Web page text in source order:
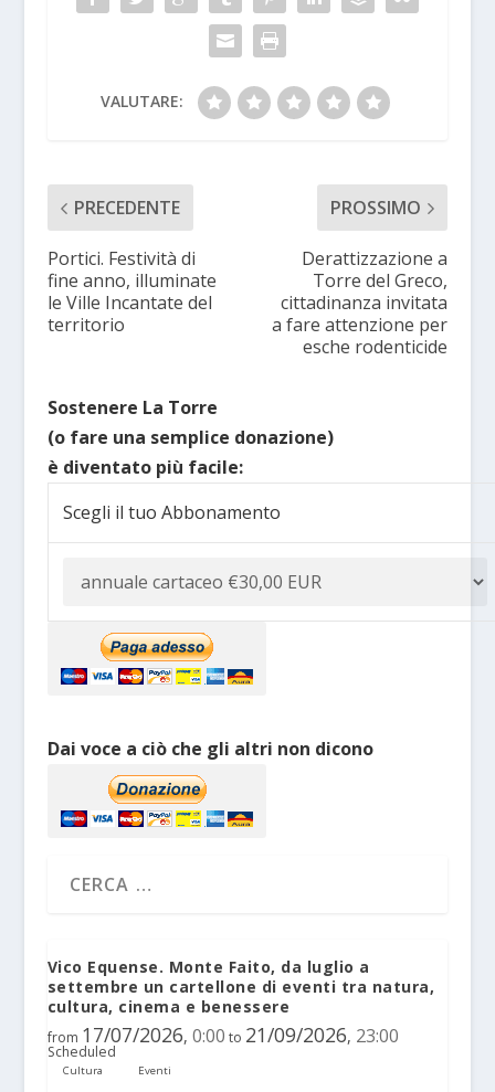
VALUTARE:
PRECEDENTE
Portici. Festività di
fine anno, illuminate
le Ville Incantate del
territorio
PROSSIMO
Derattizzazione a
Torre del Greco,
cittadinanza invitata
a fare attenzione per
esche rodenticide
Sostenere La Torre
(o fare una semplice donazione)
è diventato più facile:
Scegli il tuo Abbonamento
Dai voce a ciò che gli altri non dicono
Vico Equense. Monte Faito, da luglio a
settembre un cartellone di eventi tra natura,
cultura, cinema e benessere
from 17/07/2026, 0:00 to 21/09/2026, 23:00
Scheduled
Cultura Eventi